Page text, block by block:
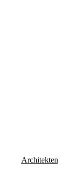
Architekten